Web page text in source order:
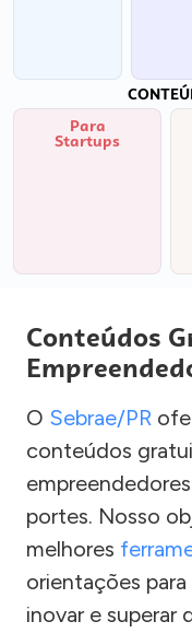
Para
Startups
Conteúdos
O Sebrae/PR
conteúdos
portes. Nosso
melhores
orientações
inovar e superar